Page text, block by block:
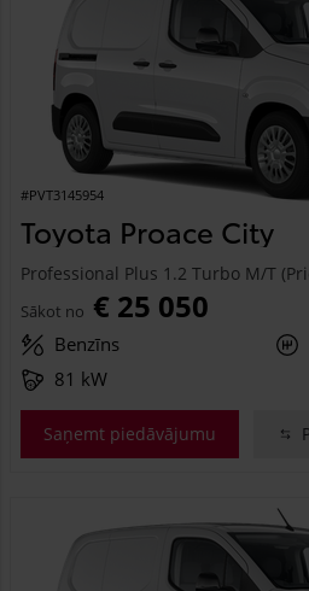
#PVT3145954
Toyota Proace City
Professional Plus 1.2 Turbo M/T
Sākot no € 25 050
Benzīns
81 kW
Saņemt piedāvājumu